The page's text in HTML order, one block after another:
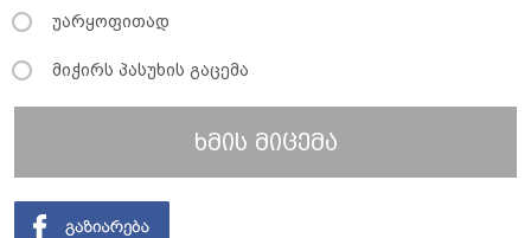
უარყოფითად
მიჭირს პასუხის გაცემა
ხმის მიცემა